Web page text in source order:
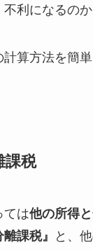
利になるのか
算方法を簡
課税
ては他の所得
課税』
と、